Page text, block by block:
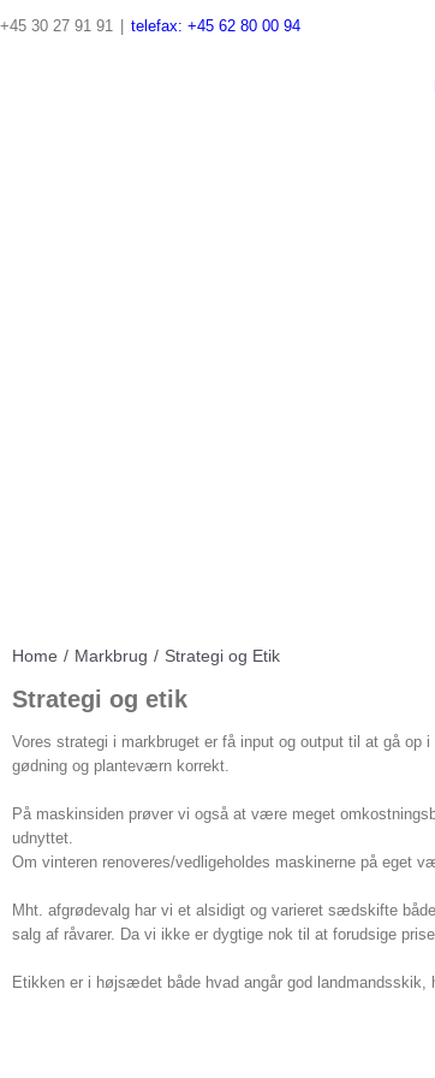
to
+45 30 27 91 91 telefax: +45 62 80 00 94
Search
Home / Markbrug / Strategi og Etik
Strategi og etik
Vores strategi i markbruget er få input og output til at gå
gødning og planteværn korrekt.
På maskinsiden prøver vi også at være meget
udnyttet.
Om vinteren renoveres/vedligeholdes maskinerne på eget
Mht. afgrødevalg har vi et alsidigt og varieret sædskifte
salg af råvarer. Da vi ikke er dygtige nok til at forudsige
Etikken er i højsædet både hvad angår god landmandsskik,